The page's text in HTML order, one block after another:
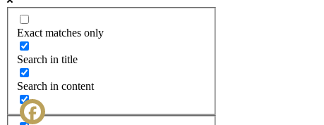
Exact matches only
Search in title
Search in content